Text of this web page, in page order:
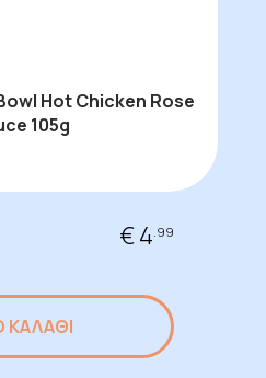
Hot Chicken Rose
105g
€ 4.99
ΚΑΛΑΘΙ